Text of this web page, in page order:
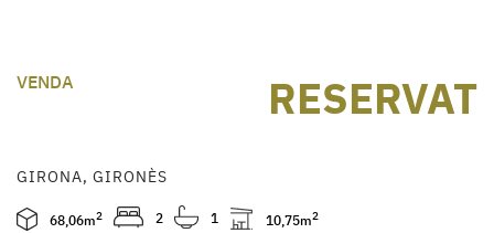
VENDA RESERVAT
GIRONA, GIRONÈS
68,06m2 2 1 10,75m2